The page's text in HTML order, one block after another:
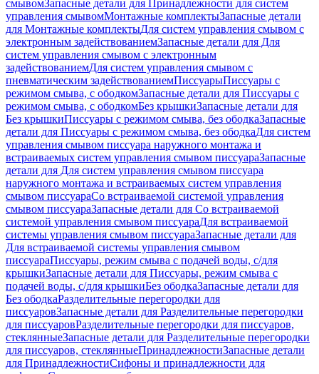
смывомЗапасные детали для Принадлежности для систем
управления смывомМонтажные комплектыЗапасные детали
для Монтажные комплектыДля систем управления смывом с
электронным задействованиемЗапасные детали для Для
систем управления смывом с электронным
задействованиемДля систем управления смывом с
пневматическим задействованиемПиссуарыПиссуары с
режимом смыва, с ободкомЗапасные детали для Писсуары с
режимом смыва, с ободкомБез крышкиЗапасные детали для
Без крышкиПиссуары с режимом смыва, без ободкаЗапасные
детали для Писсуары с режимом смыва, без ободкаДля систем
управления смывом писсуара наружного монтажа и
встраиваемых систем управления смывом писсуараЗапасные
детали для Для систем управления смывом писсуара
наружного монтажа и встраиваемых систем управления
смывом писсуараСо встраиваемой системой управления
смывом писсуараЗапасные детали для Со встраиваемой
системой управления смывом писсуараДля встраиваемой
системы управления смывом писсуараЗапасные детали для
Для встраиваемой системы управления смывом
писсуараПиссуары, режим смыва с подачей воды, с/для
крышкиЗапасные детали для Писсуары, режим смыва с
подачей воды, с/для крышкиБез ободкаЗапасные детали для
Без ободкаРазделительные перегородки для
писсуаровЗапасные детали для Разделительные перегородки
для писсуаровРазделительные перегородки для писсуаров,
стеклянныеЗапасные детали для Разделительные перегородки
для писсуаров, стеклянныеПринадлежностиЗапасные детали
для ПринадлежностиСифоны и принадлежности для